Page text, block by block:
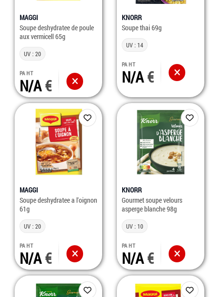
MAGGI
Soupe deshydratee de poule
aux vermicell 65g
UV : 20
PA HT
N/A
KNORR
Soupe thai 69g
UV : 14
PA HT
N/A
MAGGI
Soupe deshydratee a l'oignon
61g
UV : 20
PA HT
N/A
KNORR
Gourmet soupe velours
asperge blanche 98g
UV : 10
PA HT
N/A